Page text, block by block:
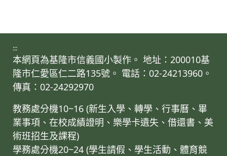
:::
本網頁為基隆市信義國小製作。 地址：200010基
隆市仁愛區仁二路135號。 電話：02-24213960。
傳真：02-24292970
教務處分機10~16 (新生入學、轉學、行事曆、畢
業事項、在校成績證明、樂學卡遺失、借還書、美
術班招生及課程)
學務處分機20~24 (學生請假、學生活動、體育競